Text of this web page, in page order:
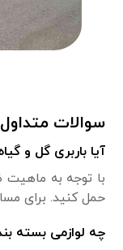
سوالات
آیا باربری گل و
با توجه به
حمل کنید. برای
چه لوازمی بسته